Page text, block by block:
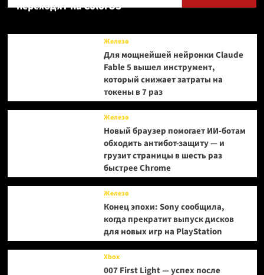
переходят на ColorOS
Железо
Для мощнейшей нейронки Claude
Fable 5 вышел инструмент,
который снижает затраты на
токены в 7 раз
Железо
Новый браузер помогает ИИ-ботам
обходить антибот-защиту — и
грузит страницы в шесть раз
быстрее Chrome
Железо
Конец эпохи: Sony сообщила,
когда прекратит выпуск дисков
для новых игр на PlayStation
Xbox
007 First Light — успех после